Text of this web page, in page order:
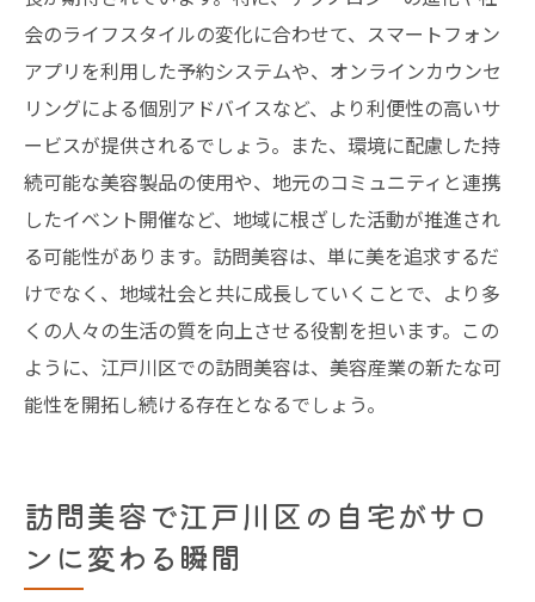
訪問美容で自分らしいスタイルを見つける
会のライフスタイルの変化に合わせて、スマートフォン
アプリを利用した予約システムや、オンラインカウンセ
リングによる個別アドバイスなど、より利便性の高いサ
ービスが提供されるでしょう。また、環境に配慮した持
続可能な美容製品の使用や、地元のコミュニティと連携
したイベント開催など、地域に根ざした活動が推進され
る可能性があります。訪問美容は、単に美を追求するだ
けでなく、地域社会と共に成長していくことで、より多
くの人々の生活の質を向上させる役割を担います。この
ように、江戸川区での訪問美容は、美容産業の新たな可
能性を開拓し続ける存在となるでしょう。
訪問美容で江戸川区の自宅がサロ
ンに変わる瞬間